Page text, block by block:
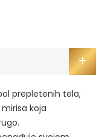
prepletenih tela,
koja